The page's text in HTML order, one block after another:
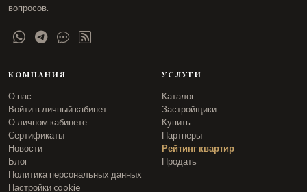
вопросов.
КОМПАНИЯ
О нас
Войти в личный кабинет
О личном кабинете
Сертификаты
Новости
Блог
Политика персональных данных
Настройки cookie
УСЛУГИ
Каталог
Застройщики
Купить
Партнеры
Рейтинг квартир
Продать